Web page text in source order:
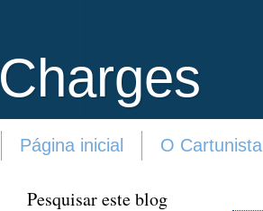
Charges
Página inicial O Cartunista
Pesquisar este blog